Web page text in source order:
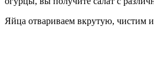
Яйца отвариваем вкрутую, чистим